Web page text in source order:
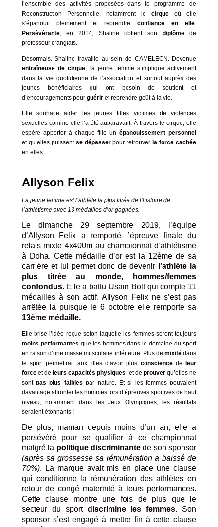
l’ensemble des activités proposées dans le programme de
Reconstruction Personnelle, notamment lecirque où elle
s’épanouit pleinement et reprendreconfiance en elle.
Persévérante, en 2014, Shaline obtient son diplômede
professeur d’anglais.
Désormais, Shaline travaille au sein de CAMELEON. Devenue
entraîneuse de cirque, la jeune femme s’implique activement
dans la vie quotidienne de l’association et surtout auprès des
jeunes bénéficiaires qui ont besoin de soutient et
d’encouragements pour guériret reprendre goût à la vie.
Elle souhaite aider les jeunes filles victimes de violences
sexuelles comme elle l’a été auparavant. À travers le cirque, elle
espère apporter à chaque fille unépanouissement personnel
et qu’elles puissent se dépasserpour retrouver la force cachée
en elles.
Allyson Felix
La jeune femme est l’athlète la plus titrée de l’histoire de
l’athlétisme avec 13 médailles d’or gagnées.
Le dimanche 29 septembre 2019, l’équipe
d’Allyson Felix a remporté l’épreuve finale du
relais mixte 4x400m au championnat d’athlétisme
à Doha. Cette médaille d’or est la 12ème de sa
carrière et lui permet donc de devenir
l’athlète la
plus titrée au monde, hommes/femmes
confondus. Elle a battu Usain Bolt qui compte 11
médailles à son actif. Allyson Felix ne s’est pas
arrêtée là puisque le 6 octobre elle remporte sa
13ème médaille.
Elle brise l’idée reçue selon laquelle les femmes seront toujours
moins performantes que les hommes dans le domaine du sport
en raison d’une masse musculaire inférieure. Plus demixité dans
le sport permettrait aux filles d’avoir plus conscience de leur
forceet de leurs capacités physiques , et de prouverqu’elles ne
sontpas plus faibles par nature. Et si les femmes pouvaient
davantage affronter les hommes lors d’épreuves sportives de haut
niveau, notamment dans les Jeux Olympiques, les résultats
seraient étonnants !
De plus, maman depuis moins d’un an, elle a
persévéré pour se qualifier à ce championnat
malgré la politique discriminante de son sponsor
(après sa grossesse sa rémunération a baissé de
70%). La marque avait mis en place une clause
qui conditionne la rémunération des athlètes en
retour de congé maternité à leurs performances.
Cette clause montre une fois de plus que le
secteur du sport discrimine les femmes. Son
sponsor s’est engagé à mettre fin à cette clause